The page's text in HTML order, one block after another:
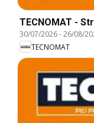
TECNOMAT -
30/07/2026-26/08/
TECNOMAT